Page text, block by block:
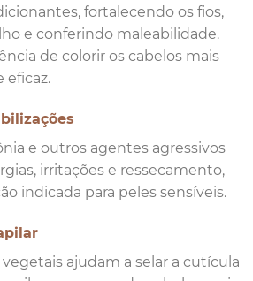
fortalecendo os fios,
e conferindo maleabilidade.
de colorir os cabelos mais
eficaz.
e outros agentes agressivos
irritações e ressecamento,
indicada para peles sensíveis.
ajudam a selar a cutícula